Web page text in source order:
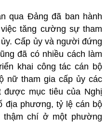
qua Đảng đã ban hành
tăng cường sự tham
Cấp ủy và người đứng
đã có nhiều cách làm
khai công tác cán bộ
nữ tham gia cấp ủy các
được mục tiêu của Nghị
địa phương, tỷ lệ cán bộ
chí ở một phường